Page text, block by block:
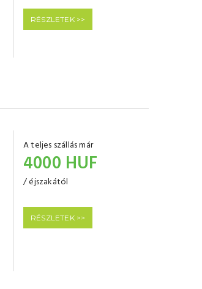
RÉSZLETEK >>
A teljes szállás már
4000 HUF
/ éjszakától
RÉSZLETEK >>